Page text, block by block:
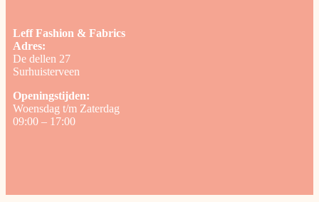
Leff Fashion & Fabrics
Adres:
De dellen 27
Surhuisterveen
Openingstijden:
Woensdag t/m Zaterdag
09:00 – 17:00